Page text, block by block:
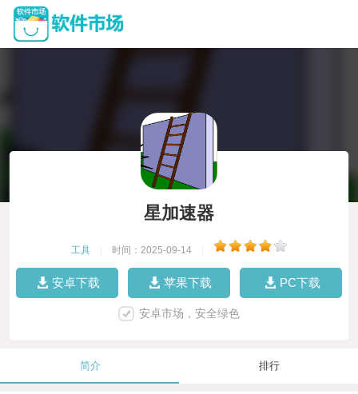
星加速器
工具 时间：2025-09-14
安卓下载 苹果下载 PC下载
安卓市场，安全绿色
简介 排行